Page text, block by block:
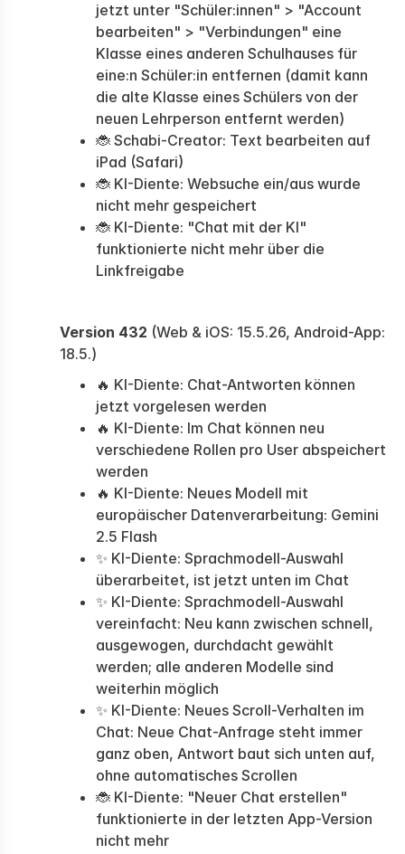
jetzt unter "Schüler:innen" > "Account
bearbeiten" > "Verbindungen" eine
Klasse eines anderen Schulhauses für
eine:n Schüler:in entfernen (damit kann
die alte Klasse eines Schülers von der
neuen Lehrperson entfernt werden)
🐞 Schabi-Creator: Text bearbeiten auf
iPad (Safari)
🐞 KI-Diente: Websuche ein/aus wurde
nicht mehr gespeichert
🐞 KI-Diente: "Chat mit der KI"
funktionierte nicht mehr über die
Linkfreigabe
Version 432 (Web & iOS: 15.5.26, Android-App:
18.5.)
🔥 KI-Diente: Chat-Antworten können
jetzt vorgelesen werden
🔥 KI-Diente: Im Chat können neu
verschiedene Rollen pro User abspeichert
werden
🔥 KI-Diente: Neues Modell mit
europäischer Datenverarbeitung: Gemini
2.5 Flash
✨ KI-Diente: Sprachmodell-Auswahl
überarbeitet, ist jetzt unten im Chat
✨ KI-Diente: Sprachmodell-Auswahl
vereinfacht: Neu kann zwischen schnell,
ausgewogen, durchdacht gewählt
werden; alle anderen Modelle sind
weiterhin möglich
✨ KI-Diente: Neues Scroll-Verhalten im
Chat: Neue Chat-Anfrage steht immer
ganz oben, Antwort baut sich unten auf,
ohne automatisches Scrollen
🐞 KI-Diente: "Neuer Chat erstellen"
funktionierte in der letzten App-Version
nicht mehr